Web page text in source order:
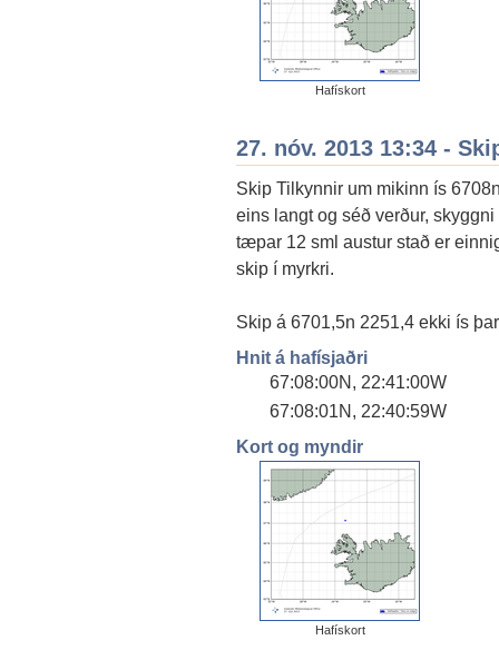
Hafískort
27. nóv. 2013 13:34 -
Skip Tilkynnir um mikinn ís
eins langt og séð verður,
tæpar 12 sml austur stað er
skip í myrkri.
Skip á 6701,5n 2251,4 ekki ís
Hnit á hafísjaðri
67:08:00N, 22:41:00W
67:08:01N, 22:40:59W
Kort og myndir
Hafískort